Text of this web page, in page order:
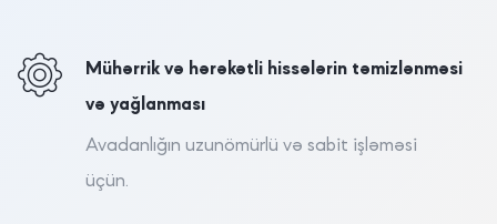
Mühərrik və hərəkətli hissələrin təmizlənməsi
və yağlanması
Avadanlığın uzunömürlü və sabit işləməsi
üçün.